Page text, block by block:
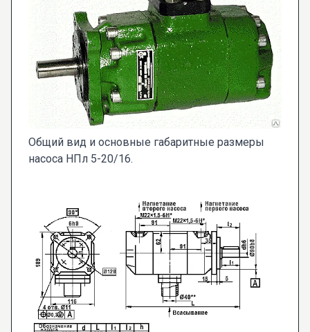
Общий вид и основные габаритные размеры
насоса НПл 5-20/16.